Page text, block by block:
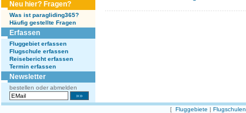
Neu hier? Fragen?
Was ist paragliding365?
Häufig gestellte Fragen
Erfassen
Fluggebiet erfassen
Flugschule erfassen
Reisebericht erfassen
Termin erfassen
Newsletter
bestellen oder abmelden
[ Fluggebiete | Flugschulen